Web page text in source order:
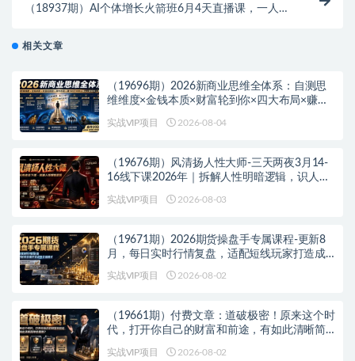
（18937期）AI个体增长火箭班6月4天直播课，一人公
相关文章
（19696期）2026新商业思维全体系：自测思
维维度×金钱本质×财富轮到你×四大布局×赚
实战VIP项目 2026-08-04
（19676期）风清扬人性大师-三天两夜3月14-
16线下课2026年｜拆解人性明暗逻辑，识人避
实战VIP项目 2026-08-03
（19671期）2026期货操盘手专属课程-更新8
月，每日实时行情复盘，适配短线玩家打造成
实战VIP项目 2026-08-02
（19661期）付费文章：道破极密！原来这个时
代，打开你自己的财富和前途，有如此清晰简
实战VIP项目 2026-08-02